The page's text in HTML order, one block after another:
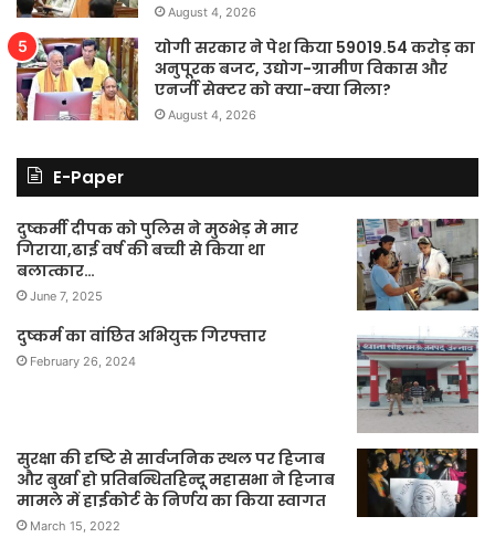
August 4, 2026
योगी सरकार ने पेश किया 59019.54 करोड़ का
अनुपूरक बजट, उद्योग-ग्रामीण विकास और
एनर्जी सेक्टर को क्या-क्या मिला?
August 4, 2026
E-Paper
दुष्कर्मी दीपक को पुलिस ने मुठभेड़ मे मार
गिराया,ढाई वर्ष की बच्ची से किया था
बलात्कार…
June 7, 2025
दुष्कर्म का वांछित अभियुक्त गिरफ्तार
February 26, 2024
सुरक्षा की दृष्टि से सार्वजनिक स्थल पर हिजाब
और बुर्खा हो प्रतिबन्धितहिन्दू महासभा ने हिजाब
मामले में हाईकोर्ट के निर्णय का किया स्वागत
March 15, 2022